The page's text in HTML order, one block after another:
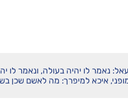
נאמר לו יהיה בעולה, ונאמר
איכא למיפרך: מה לאשם שכן